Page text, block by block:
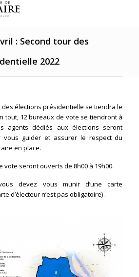
: Second tour des
2022
des élections présidentielle se tiendra le
tout, 12 bureaux de vote se tiendront à
agents dédiés aux élections seront
vous guider et assurer le respect du
en place.
vote seront ouverts de 8h00 à 19h00.
devez vous munir d’une carte
d’électeur n’est pas obligatoire) .